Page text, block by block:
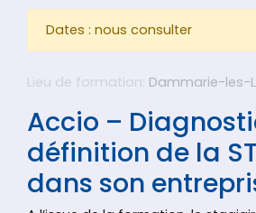
Dates : nous consulter
Lieu de formation: Dammarie-les-
Accio –
définition de la
dans son